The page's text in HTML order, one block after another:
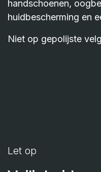
handschoenen,
huidbescherming en
Niet op gepolijste
Let op